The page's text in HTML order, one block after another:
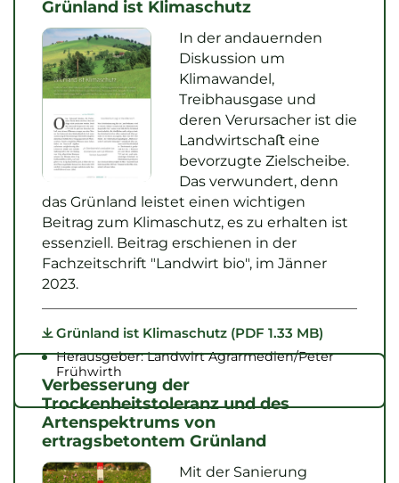
Grünland ist Klimaschutz
In der andauernden
Diskussion um
Klimawandel,
Treibhausgase und
deren Verursacher ist die
Landwirtschaﬅ eine
bevorzugte Zielscheibe.
Das verwundert, denn
das Grünland leistet einen wichtigen
Beitrag zum Klimaschutz, es zu erhalten ist
essenziell. Beitrag erschienen in der
Fachzeitschrift "Landwirt bio", im Jänner
2023.
Grünland ist Klimaschutz (PDF 1.33 MB)
Herausgeber: Landwirt Agrarmedien/Peter
Frühwirth
Verbesserung der
Trockenheitstoleranz und des
Artenspektrums von
ertragsbetontem Grünland
Mit der Sanierung